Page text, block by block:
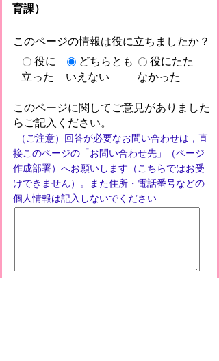
育課）
このページの情報は役に立ちましたか？
役に
立った
どちらとも
いえない
役にたた
なかった
このページに関してご意見がありました
らご記入ください。
（ご注意）回答が必要なお問い合わせは，直
接このページの「お問い合わせ先」（ページ
作成部署）へお願いします（こちらではお受
けできません）。また住所・電話番号などの
個人情報は記入しないでください